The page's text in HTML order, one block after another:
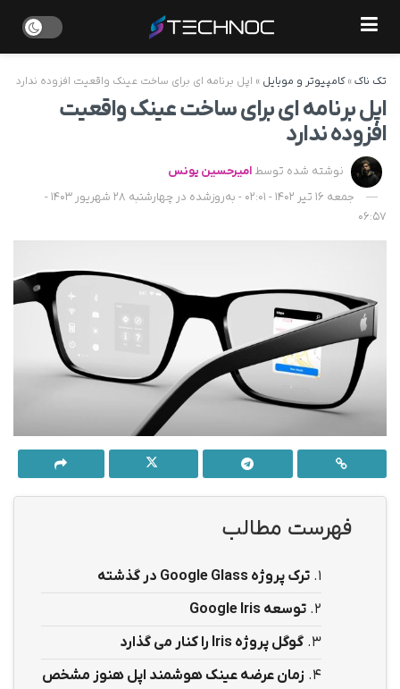
تک ناک»کامپیوتر و موبایل » اپل برنامه ای برای ساخت عینک واقعیت افزوده ندارد
اپل برنامه ای برای ساخت عینک واقعیت
افزوده ندارد
نوشته شده توسط امیرحسین یونس
جمعه 16 تیر 1402 - 02:01 - به‌روزشده در چهارشنبه 28 شهریور 1403 -
06:57
فهرست مطالب
1. ترک پروژهGoogle Glass در گذشته
2. توسعهGoogle Iris
3. گوگل پروژهIris را کنار می گذارد
4. زمان عرضه عینک هوشمند اپل هنوز مشخص